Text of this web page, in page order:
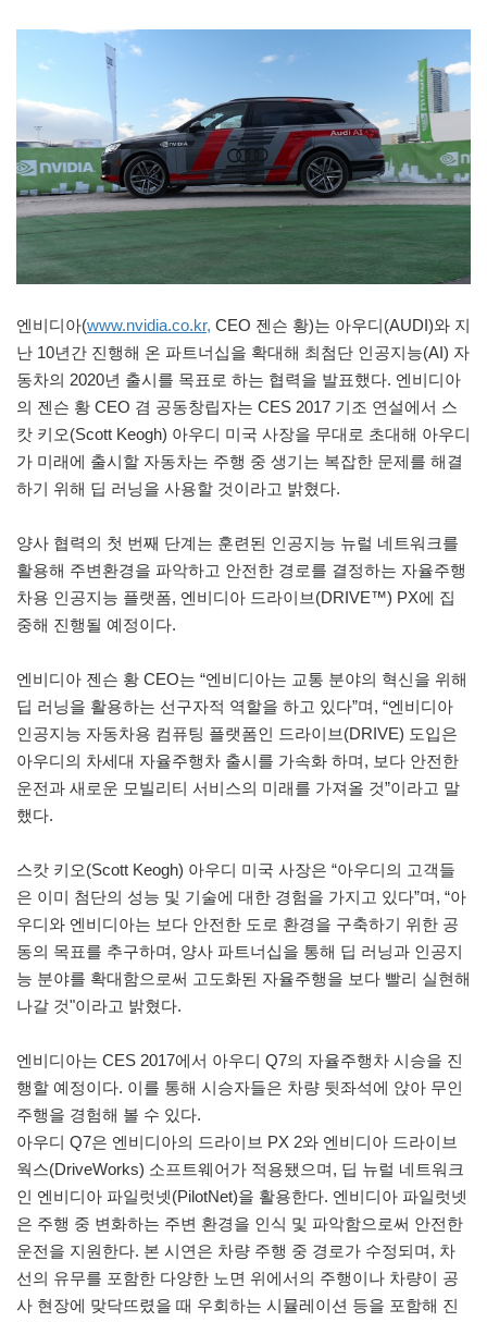
엔비디아(www.nvidia.co.kr, CEO 젠슨 황)는 아우디(AUDI)와 지
난 10년간 진행해 온 파트너십을 확대해 최첨단 인공지능(AI) 자
동차의 2020년 출시를 목표로 하는 협력을 발표했다. 엔비디아
의 젠슨 황 CEO 겸 공동창립자는 CES 2017 기조 연설에서 스
캇 키오(Scott Keogh) 아우디 미국 사장을 무대로 초대해 아우디
가 미래에 출시할 자동차는 주행 중 생기는 복잡한 문제를 해결
하기 위해 딥 러닝을 사용할 것이라고 밝혔다.
양사 협력의 첫 번째 단계는 훈련된 인공지능 뉴럴 네트워크를
활용해 주변환경을 파악하고 안전한 경로를 결정하는 자율주행
차용 인공지능 플랫폼, 엔비디아 드라이브(DRIVE™) PX에 집
중해 진행될 예정이다.
엔비디아 젠슨 황 CEO는 “엔비디아는 교통 분야의 혁신을 위해
딥 러닝을 활용하는 선구자적 역할을 하고 있다”며, “엔비디아
인공지능 자동차용 컴퓨팅 플랫폼인 드라이브(DRIVE) 도입은
아우디의 차세대 자율주행차 출시를 가속화 하며, 보다 안전한
운전과 새로운 모빌리티 서비스의 미래를 가져올 것”이라고 말
했다.
스캇 키오(Scott Keogh) 아우디 미국 사장은 “아우디의 고객들
은 이미 첨단의 성능 및 기술에 대한 경험을 가지고 있다”며, “아
우디와 엔비디아는 보다 안전한 도로 환경을 구축하기 위한 공
동의 목표를 추구하며, 양사 파트너십을 통해 딥 러닝과 인공지
능 분야를 확대함으로써 고도화된 자율주행을 보다 빨리 실현해
나갈 것"이라고 밝혔다.
엔비디아는 CES 2017에서 아우디 Q7의 자율주행차 시승을 진
행할 예정이다. 이를 통해 시승자들은 차량 뒷좌석에 앉아 무인
주행을 경험해 볼 수 있다.
아우디 Q7은 엔비디아의 드라이브 PX 2와 엔비디아 드라이브
웍스(DriveWorks) 소프트웨어가 적용됐으며, 딥 뉴럴 네트워크
인 엔비디아 파일럿넷(PilotNet)을 활용한다. 엔비디아 파일럿넷
은 주행 중 변화하는 주변 환경을 인식 및 파악함으로써 안전한
운전을 지원한다. 본 시연은 차량 주행 중 경로가 수정되며, 차
선의 유무를 포함한 다양한 노면 위에서의 주행이나 차량이 공
사 현장에 맞닥뜨렸을 때 우회하는 시뮬레이션 등을 포함해 진